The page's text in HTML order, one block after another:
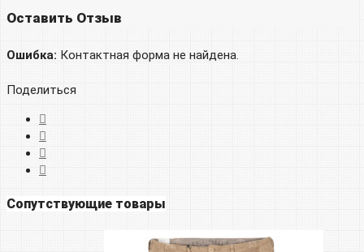
Оставить Отзыв
Ошибка: Контактная форма не найдена.
Поделиться
Сопутствующие товары